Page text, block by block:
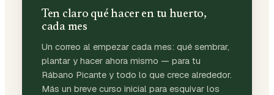
Ten claro qué hacer en tu huerto,
cada mes
Un correo al empezar cada mes: qué sembrar,
plantar y hacer ahora mismo — para tu
Rábano Picante y todo lo que crece alrededor.
Más un breve curso inicial para esquivar los